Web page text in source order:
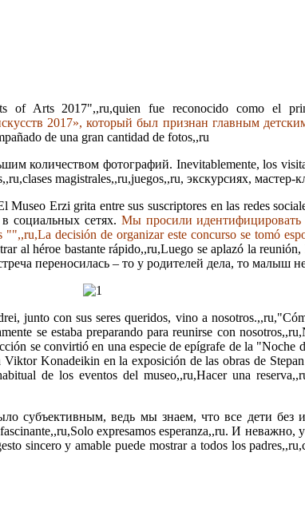
of Arts 2017",,ru,quien fue reconocido como el
2017», который был признан главным
de una gran cantidad de fotos,,ru
количеством фотографий. Inevitablemente, los
magistrales,,ru,juegos,,ru, экскурсиях, мастер-
Erzi grita entre sus suscriptores en las redes
социальных сетях. Мы просили идентифицировать
decisión de organizar este concurso se tomó
al héroe bastante rápido,,ru,Luego se aplazó la
переносилась – то у родителей дела, то малыш
junto con sus seres queridos, vino a
se estaba preparando para reunirse con
se convirtió en una especie de epígrafe de la "Noche
Konadeikin en la exposición de las obras de
de los eventos del museo,,ru,Hacer una
ведь мы знаем, что все дети без
expresamos esperanza,,ru. И
sincero y amable puede mostrar a todos los